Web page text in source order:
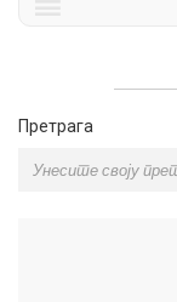
Претрага